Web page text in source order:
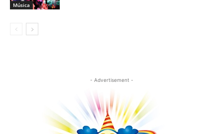
Música
- Advertisement -